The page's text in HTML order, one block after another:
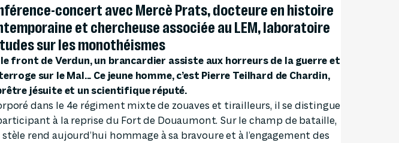
concert avec Mercè Prats, docteure en histoire
et chercheuse associée au LEM, laboratoire
sur les monothéismes
front de Verdun, un brancardier assiste aux horreurs de la guerre et
sur le Mal... Ce jeune homme, c’est Pierre Teilhard de Chardin,
jésuite et un scientifique réputé.
dans le 4e régiment mixte de zouaves et tirailleurs, il se distingue
à la reprise du Fort de Douaumont. Sur le champ de bataille,
stèle rend aujourd’hui hommage à sa bravoure et à l’engagement des